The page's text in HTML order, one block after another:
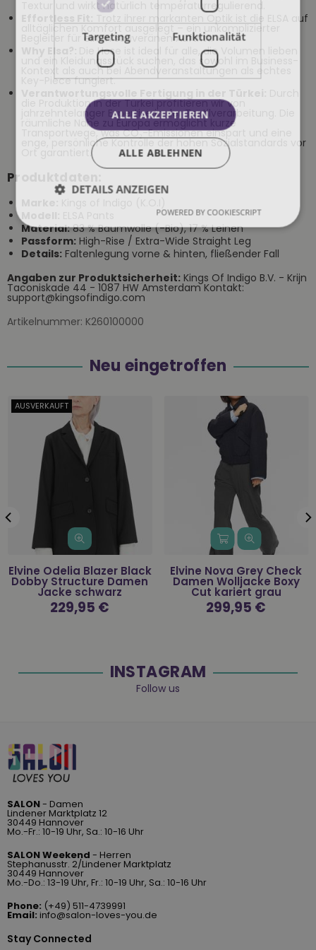
Textur und wirkt natürlich temperaturregulierend.
Trotz ihrer markanten Optik ist die ELSA auf
alltäglichen Komfort ausgelegt – ein unkomplizierter
Begleiter für einen souveränen Auftritt.
Die Hose ist ideal für alle, die Volumen lieben
und ein Kleidungsstück suchen, das sowohl im Business-
Kontext als auch bei Abendveranstaltungen als echtes
Key-Piece fungiert.
die Produktion in der Türkei profitieren wir von
jahrzehntelanger Expertise in der Textilverarbeitung. Die
räumliche Nähe zu Europa ermöglicht kurze
Transportwege, was CO₂-Emissionen einspart und eine
enge, persönliche Kontrolle der hohen Sozialstandards vor
Ort garantiert.
Produktdaten:
Material:83 % Baumwolle (-Bio), 17 % Leinen
Passform: High-Rise / Extra-Wide Straight Leg
Details: Faltenlegung vorne & hinten, fließender Fall
Angaben zur Produktsicherheit: Kings Of Indigo B.V. - Krijn
Taconiskade 44 - 1087 HW Amsterdam Kontakt:
support@kingsofindigo.com
Artikelnummer: K260100000
Neu eingetroffen
AUSVERKAUFT
Elvine Odelia Blazer Black
Dobby Structure Damen
Jacke schwarz
Normaler
Preis
229,95 €
Elvine Nova Grey Check
Damen Wolljacke Boxy
Cut kariert grau
Normaler
Preis
299,95 €
INSTAGRAM
Follow us
SALON- Damen
Lindener Marktplatz 12
30449 Hannover
Mo.-Fr.: 10-19 Uhr, Sa.: 10-16 Uhr
SALON Weekend - Herren
Stephanusstr. 2/Lindener Marktplatz
30449 Hannover
Mo.-Do.: 13-19 Uhr, Fr.: 10-19 Uhr, Sa.: 10-16 Uhr
Phone: (+49) 511-4739991
Email: info@salon-loves-you.de
Stay Connected
Targeting Funktionalität
ALLE AKZEPTIEREN
ALLE ABLEHNEN
DETAILS ANZEIGEN
POWERED BY COOKIESCRIPT